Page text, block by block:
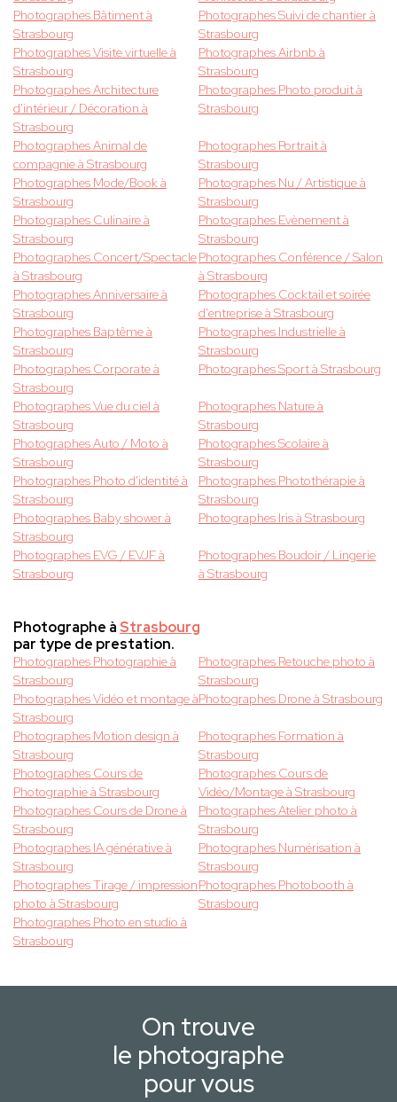
Photographes Bâtiment à
Strasbourg
Photographes Suivi de chantier à
Strasbourg
Photographes Visite virtuelle à
Strasbourg
Photographes Airbnb à
Strasbourg
Photographes Architecture
d'intérieur / Décoration à
Strasbourg
Photographes Photo produit à
Strasbourg
Photographes Animal de
compagnie à Strasbourg
Photographes Portrait à
Strasbourg
Photographes Mode/Book à
Strasbourg
Photographes Nu / Artistique à
Strasbourg
Photographes Culinaire à
Strasbourg
Photographes Evènement à
Strasbourg
Photographes Concert/Spectacle
à Strasbourg
Photographes Conférence / Salon
à Strasbourg
Photographes Anniversaire à
Strasbourg
Photographes Cocktail et soirée
d'entreprise à Strasbourg
Photographes Baptême à
Strasbourg
Photographes Industrielle à
Strasbourg
Photographes Corporate à
Strasbourg
Photographes Sport à Strasbourg
Photographes Vue du ciel à
Strasbourg
Photographes Nature à
Strasbourg
Photographes Auto / Moto à
Strasbourg
Photographes Scolaire à
Strasbourg
Photographes Photo d'identité à
Strasbourg
Photographes Photothérapie à
Strasbourg
Photographes Baby shower à
Strasbourg
Photographes Iris à Strasbourg
Photographes EVG / EVJF à
Strasbourg
Photographes Boudoir / Lingerie
à Strasbourg
Photographe à Strasbourg
par type de prestation.
Photographes Photographie à
Strasbourg
Photographes Retouche photo à
Strasbourg
Photographes Vidéo et montage à
Strasbourg
Photographes Drone à Strasbourg
Photographes Motion design à
Strasbourg
Photographes Formation à
Strasbourg
Photographes Cours de
Photographie à Strasbourg
Photographes Cours de
Vidéo/Montage à Strasbourg
Photographes Cours de Drone à
Strasbourg
Photographes Atelier photo à
Strasbourg
Photographes IA générative à
Strasbourg
Photographes Numérisation à
Strasbourg
Photographes Tirage / impression
photo à Strasbourg
Photographes Photobooth à
Strasbourg
Photographes Photo en studio à
Strasbourg
On trouve
le photographe
pour vous